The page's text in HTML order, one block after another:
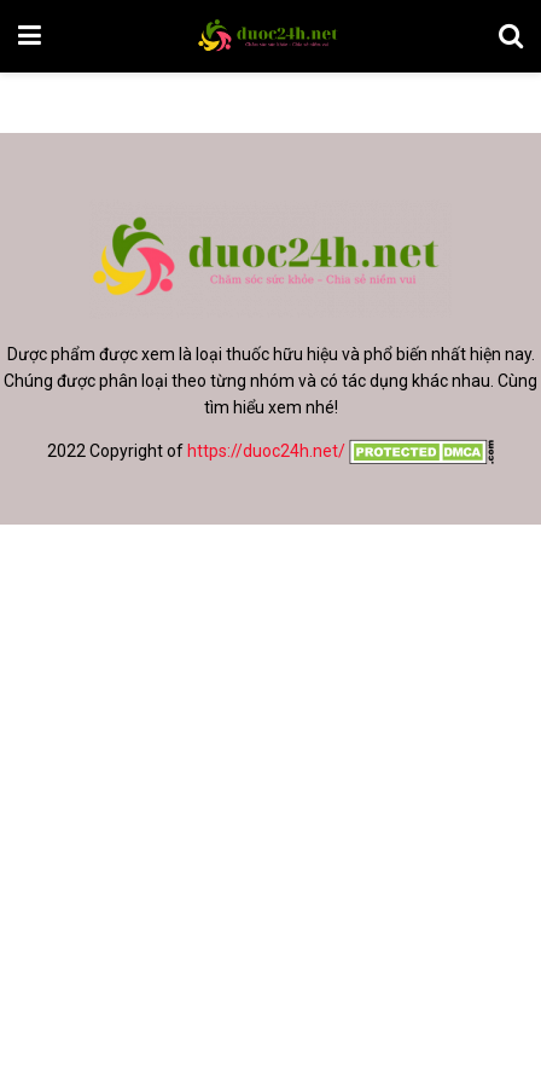
Dược phẩm được xem là loại thuốc hữu hiệu và phổ biến nhất hiện nay.
Chúng được phân loại theo từng nhóm và có tác dụng khác nhau. Cùng
tìm hiểu xem nhé!
2022 Copyright ofhttps://duoc24h.net/